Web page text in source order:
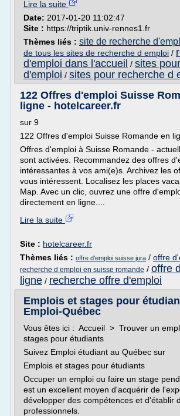
Lire la suite
Date: 2017-01-20 11:02:47
Site : https://triptik.univ-rennes1.fr
Thèmes liés : site de recherche
de tous les sites de recherche d emploi /
d'emploi dans l'accueil / sites
d'emploi / sites pour recherche d
122 Offres d'emploi Suisse
ligne - hotelcareer.fr
sur 9
122 Offres d'emploi Suisse Romande en
Offres d'emploi à Suisse Romande -
sont activées. Recommandez des offres
intéressantes à vos ami(e)s. Archivez les
vous intéressent. Localisez les places
Map. Avec un clic, ouvrez une offre
directement en ligne....
Lire la suite
Site : hotelcareer.fr
Thèmes liés : offre d'emploi suisse jura / offre
recherche d emploi en suisse romande / offre
ligne / recherche offre d'emploi
Emplois et stages pour
Emploi-Québec
Vous êtes ici : Accueil > Trouver un
stages pour étudiants
Suivez Emploi étudiant au Québec sur
Emplois et stages pour étudiants
Occuper un emploi ou faire un stage
est un excellent moyen d'acquérir de
développer des compétences et d'établir
professionnels.